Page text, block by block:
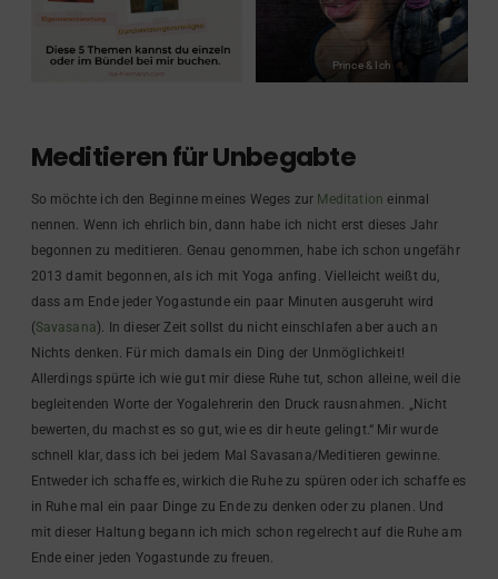
Prince & Ich
Meditieren für Unbegabte
So möchte ich den Beginne meines Weges zur Meditation einmal
nennen. Wenn ich ehrlich bin, dann habe ich nicht erst dieses Jahr
begonnen zu meditieren. Genau genommen, habe ich schon ungefähr
2013 damit begonnen, als ich mit Yoga anfing. Vielleicht weißt du,
dass am Ende jeder Yogastunde ein paar Minuten ausgeruht wird
(Savasana). In dieser Zeit sollst du nicht einschlafen aber auch an
Nichts denken. Für mich damals ein Ding der Unmöglichkeit!
Allerdings spürte ich wie gut mir diese Ruhe tut, schon alleine, weil die
begleitenden Worte der Yogalehrerin den Druck rausnahmen. „Nicht
bewerten, du machst es so gut, wie es dir heute gelingt.“ Mir wurde
schnell klar, dass ich bei jedem Mal Savasana/Meditieren gewinne.
Entweder ich schaffe es, wirkich die Ruhe zu spüren oder ich schaffe es
in Ruhe mal ein paar Dinge zu Ende zu denken oder zu planen. Und
mit dieser Haltung begann ich mich schon regelrecht auf die Ruhe am
Ende einer jeden Yogastunde zu freuen.